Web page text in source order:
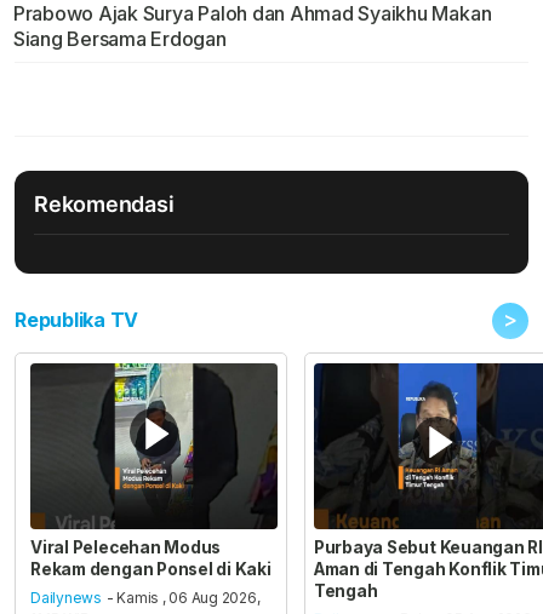
Prabowo Ajak Surya Paloh dan Ahmad Syaikhu Makan
Siang Bersama Erdogan
Rekomendasi
Republika TV >
Viral Pelecehan Modus
Rekam dengan Ponsel di Kaki
Dailynews - Kamis , 06 Aug 2026,
Purbaya Sebut Keuangan RI
Aman di Tengah Konflik
Tengah